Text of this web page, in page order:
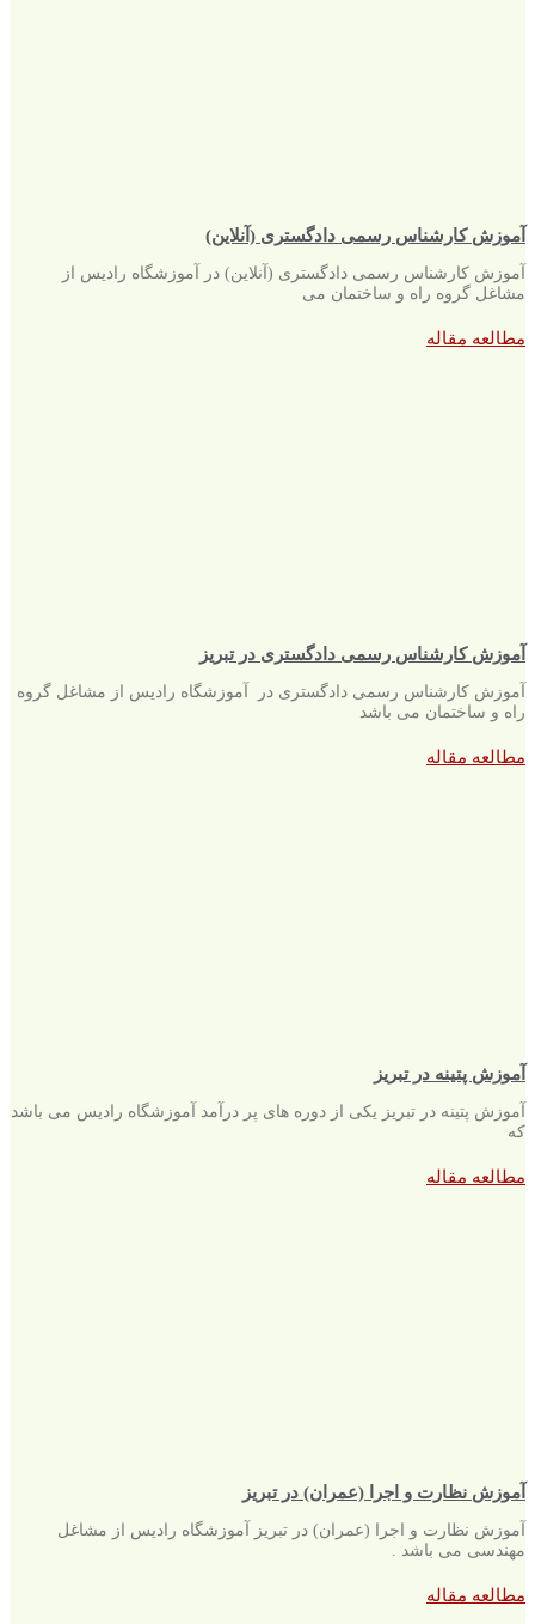
آموزش کارشناس رسمی دادگستری (آنلاین)
آموزش کارشناس رسمی دادگستری (آنلاین) در آموزشگاه رادیس از
مشاغل گروه راه و ساختمان می
مطالعه مقاله
آموزش کارشناس رسمی دادگستری در تبریز
آموزش کارشناس رسمی دادگستری در آموزشگاه رادیس از مشاغل گروه
راه و ساختمان می باشد
مطالعه مقاله
آموزش پتینه در تبریز
آموزش پتینه در تبریز یکی از دوره های پر درآمد آموزشگاه رادیس می باشد
که
مطالعه مقاله
آموزش نظارت و اجرا (عمران) در تبریز
آموزش نظارت و اجرا (عمران) در تبریز آموزشگاه رادیس از مشاغل
مهندسی می باشد .
مطالعه مقاله